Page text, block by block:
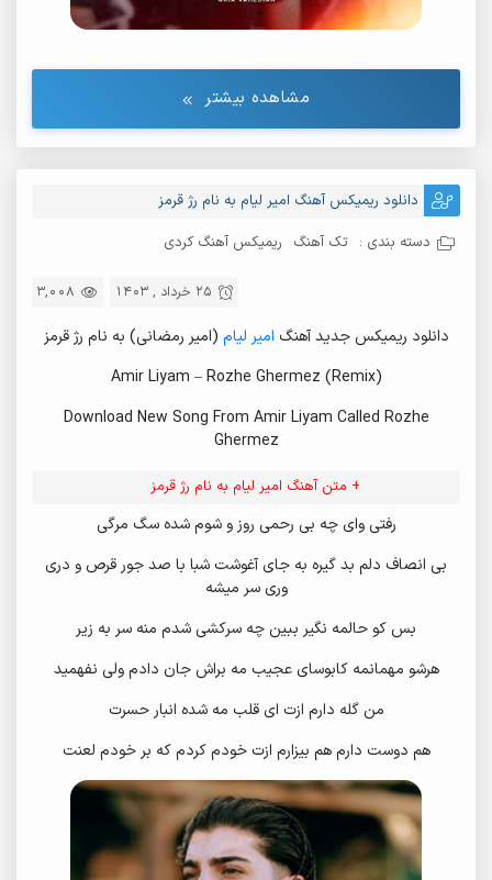
مشاهده بیشتر
دانلود ریمیکس آهنگ امیر لیام به نام رژ قرمز
دسته بندی : تک آهنگ ریمیکس آهنگ کردی
3,008 25 خرداد , 1403
دانلود ریمیکس جدید آهنگ امیر لیام (امیر رمضانی) به نام رژ قرمز
Amir Liyam – Rozhe Ghermez (Remix)
Download New Song From Amir Liyam Called Rozhe
Ghermez
+ متن آهنگ امیر لیام به نام رژ قرمز
رفتی وای چه بی رحمی روز و شوم شده سگ مرگی
بی انصاف دلم بد گیره به جای آغوشت شبا با صد جور قرص و دری
وری سر میشه
بس کو حالمه نگیر ببین چه سرکشی شدم منه سر به زیر
هرشو مهمانمه کابوسای عجیب مه براش جان دادم ولی نفهمید
من گله دارم ازت ای قلب مه شده انبار حسرت
هم دوست دارم هم بیزارم ازت خودم کردم که بر خودم لعنت